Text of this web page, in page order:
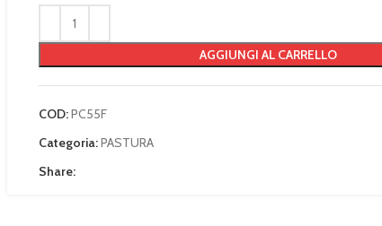
AGGIUNGI AL CARRELLO
COD:PC55F
Categoria:PASTURA
Share: